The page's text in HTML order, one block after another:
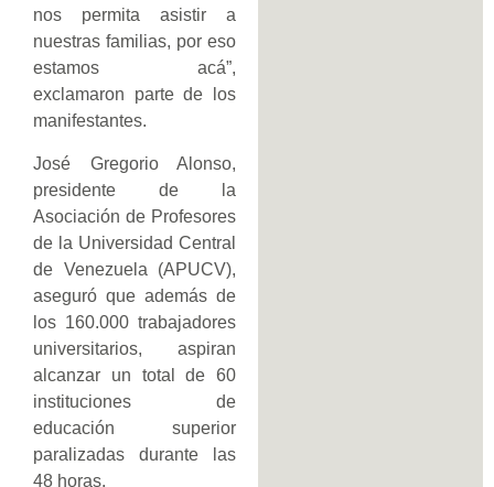
nos permita asistir a
nuestras familias, por eso
estamos acá”,
exclamaron parte de los
manifestantes.
José Gregorio Alonso,
presidente de la
Asociación de Profesores
de la Universidad Central
de Venezuela (APUCV),
aseguró que además de
los 160.000 trabajadores
universitarios, aspiran
alcanzar un total de 60
instituciones de
educación superior
paralizadas durante las
48 horas.